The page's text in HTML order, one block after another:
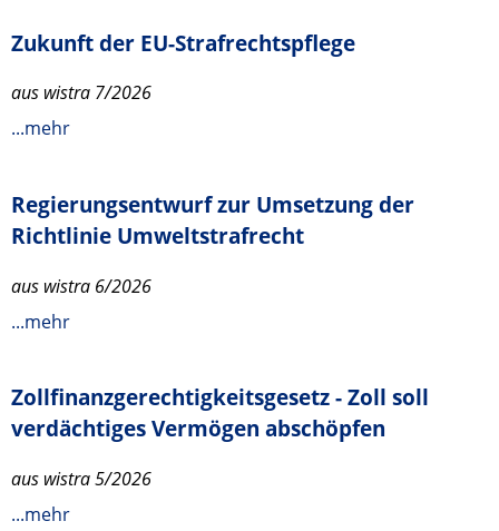
Zukunft der EU-Strafrechtspflege
aus wistra 7/2026
...mehr
Regierungsentwurf zur Umsetzung der
Richtlinie Umweltstrafrecht
aus wistra 6/2026
...mehr
Zollfinanzgerechtigkeitsgesetz - Zoll soll
verdächtiges Vermögen abschöpfen
aus wistra 5/2026
...mehr